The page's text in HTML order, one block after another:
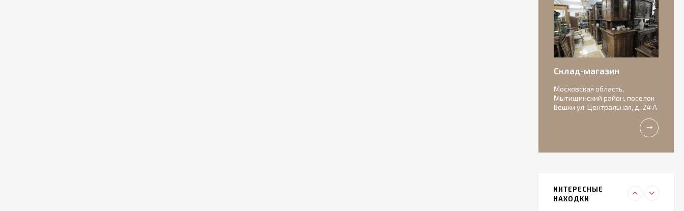
Склад-магазин
Московская область,
Мытищинский район, поселок
Вешки ул. Центральная, д. 24 А
ИНТЕРЕСНЫЕ
НАХОДКИ
Антикварная
бисквитная
композиция с
156 000
Очаровательные
Идеальное состояние.
фарфоровый
светильник
27 000